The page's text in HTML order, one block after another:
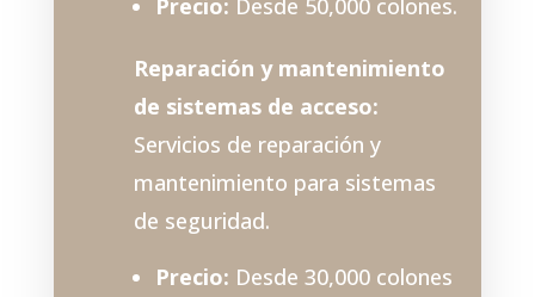
Reparación y mantenimiento
de sistemas de acceso:
Servicios de reparación y
mantenimiento para sistemas
de seguridad.
Precio: Desde 30,000 colones